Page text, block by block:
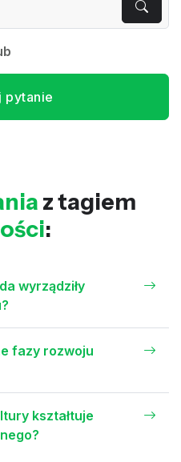
pytanie
z tagiem
:
wyrządziły
fazy rozwoju
kształtuje